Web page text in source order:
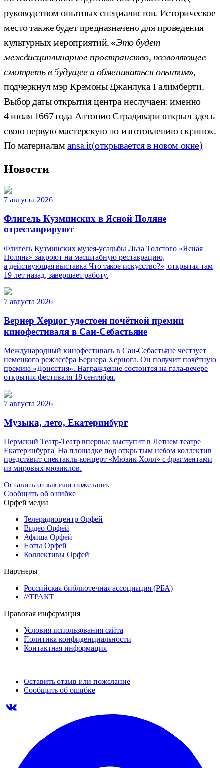
руководством опытных специалистов. Историческое
место также будет предназначено для проведения
культурных мероприятий. «Это будет
междисциплинарное пространство, позволяющее
смотреть в будущее и обмениваться опытом», —
подчеркнул мэр Кремоны Джанлука Галимберти.
Выбор даты открытия центра неслучаен: именно
4 июля 1667 года Антонио Страдивари открыл здесь
свою первую мастерскую по изготовлению скрипок.
По материалам ansa.it(открывается в новом окне)
Новости
7 августа 2026
Флигель Кузминских в Ясной Поляне
отреставрируют
Флигель Кузминских музея-усадьбы Льва Толстого «Ясная
Поляна» закроют на масштабную реставрацию,
а действующая выставка Что такое искусство?», открытая там
19 лет назад, завершает работу.
7 августа 2026
Вернер Херцог удостоен почётной премии
кинофестиваля в Сан-Себастьяне
Международный кинофестиваль в Сан-Себастьяне чествует
немецкого режиссёра Вернера Херцога. Он получит почётную
премию «Доностия». Награждение состоится на гала-вечере
открытия фестиваля 18 сентября.
7 августа 2026
Музыка, лето, Екатеринбург
Пермский Театр-Театр впервые выступит в Летнем театре
Екатеринбурга. На площадке под открытым небом коллектив
представит спектакль-концерт «Мюзик-Холл» с фрагментами
из мировых мюзиклов.
Оставить отзыв или пожелание
Сообщить об ошибке
Орфей медиа
Телерадиоцентр Орфей
Видео Орфей
Афиша Орфей
Ноты Орфей
Коллективы Орфей
Партнеры
Российская библиотечная ассоциация (РБА)
///ТРАКТ
Правовая информация
Условия использования сайта
Политика конфиденциальности
Контактная информация
Оставить отзыв или пожелание
Сообщить об ошибке